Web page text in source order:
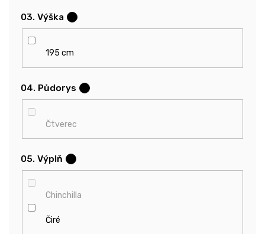
03. Výška
195 cm
04. Půdorys
Čtverec
05. Výplň
Chinchilla
Čiré